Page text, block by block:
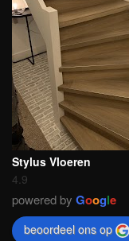
Stylus Vloeren
4.9
powered by Google
beoordeel ons op